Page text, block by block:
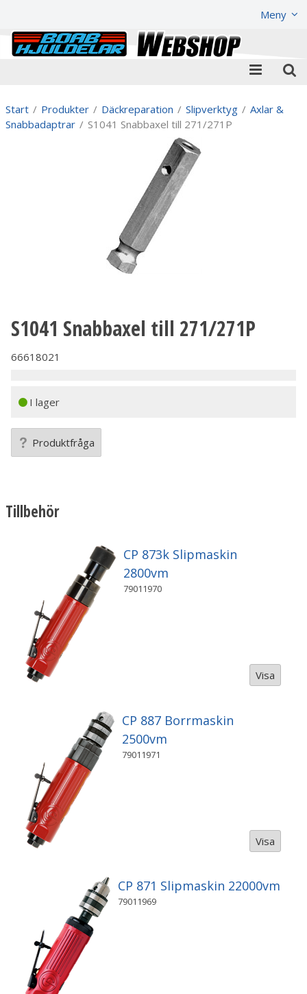
Meny
Start / Produkter / Däckreparation / Slipverktyg / Axlar &
Snabbadaptrar / S1041 Snabbaxel till 271/271P
S1041 Snabbaxel till 271/271P
66618021
I lager
Produktfråga
Tillbehör
CP 873k Slipmaskin
2800vm
79011970
Visa
CP 887 Borrmaskin
2500vm
79011971
Visa
CP 871 Slipmaskin 22000vm
79011969